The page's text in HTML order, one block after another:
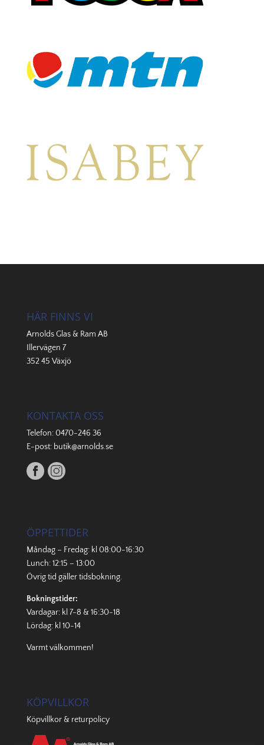
HÄR FINNS VI
Arnolds Glas & Ram AB
Illervägen 7
352 45 Växjö
KONTAKTA OSS
Telefon:0470-246 36
E-post: butik@arnolds.se
ÖPPETTIDER
Måndag – Fredag: kl 08:00-16:30
Lunch: 12:15 – 13:00
Övrig tid gällertidsbokning.
Bokningstider:
Vardagar: kl 7-8 & 16:30-18
Lördag: kl 10-14
Varmt välkommen!
KÖPVILLKOR
Köpvillkor & returpolicy